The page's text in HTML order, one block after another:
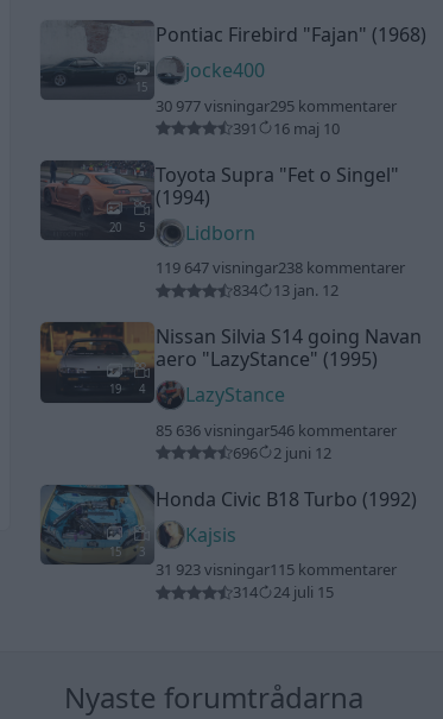
15
Pontiac Firebird "Fajan" (1968)
jocke400
30 977 visningar295 kommentarer
391
16 maj 10
20 5
Toyota Supra "Fet o Singel"
(1994)
Lidborn
119 647 visningar238 kommentarer
834
13 jan. 12
19 4
Nissan Silvia S14 going Navan
aero "LazyStance" (1995)
LazyStance
85 636 visningar546 kommentarer
696
2 juni 12
15 3
Honda Civic B18 Turbo (1992)
Kajsis
31 923 visningar115 kommentarer
314
24 juli 15
Nyaste forumtrådarna